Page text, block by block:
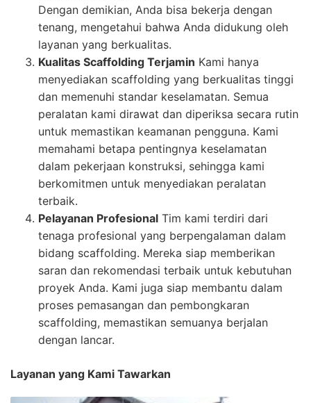
Dengan demikian, Anda bisa bekerja dengan
tenang, mengetahui bahwa Anda didukung oleh
layanan yang berkualitas.
Kualitas Scaffolding Terjamin Kami hanya
menyediakan scaffolding yang berkualitas tinggi
dan memenuhi standar keselamatan. Semua
peralatan kami dirawat dan diperiksa secara rutin
untuk memastikan keamanan pengguna. Kami
memahami betapa pentingnya keselamatan
dalam pekerjaan konstruksi, sehingga kami
berkomitmen untuk menyediakan peralatan
terbaik.
Pelayanan Profesional Tim kami terdiri dari
tenaga profesional yang berpengalaman dalam
bidang scaffolding. Mereka siap memberikan
saran dan rekomendasi terbaik untuk kebutuhan
proyek Anda. Kami juga siap membantu dalam
proses pemasangan dan pembongkaran
scaffolding, memastikan semuanya berjalan
dengan lancar.
Layanan yang Kami Tawarkan